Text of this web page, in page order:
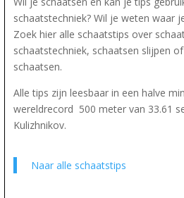
schaatstechniek? Wil je weten waar
Zoek hier alle schaatstips over
schaatstechniek, schaatsen slijpen
schaatsen.
Alle tips zijn leesbaar in een halve
wereldrecord 500 meter van 33.61
Kulizhnikov.
Naar alle schaatstips